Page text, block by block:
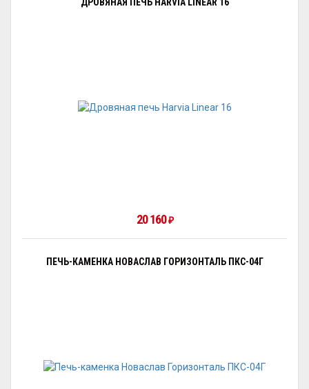
20 160₽
ПЕЧЬ-КАМЕНКА НОВАСЛАВ ГОРИЗОНТАЛЬ ПКС-04Г